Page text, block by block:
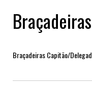
Braçadeiras Capitão/